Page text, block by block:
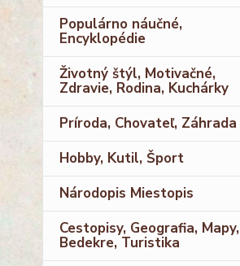
Populárno náučné,
Encyklopédie
Životný štýl, Motivačné,
Zdravie, Rodina, Kuchárky
Príroda, Chovateľ, Záhrada
Hobby, Kutil, Šport
Národopis Miestopis
Cestopisy, Geografia, Mapy,
Bedekre, Turistika